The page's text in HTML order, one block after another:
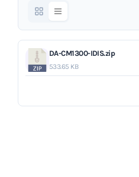
DA-CM1300-IDIS.zip
533.65 KB